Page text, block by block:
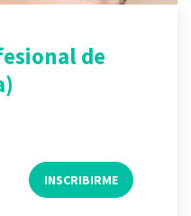
de
INSCRIBIRME